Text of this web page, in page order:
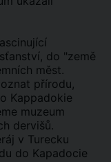
do "země
měst.
přírodu,
Kappadokie
muzeum
dervišů.
v Turecku
do Kapadocie